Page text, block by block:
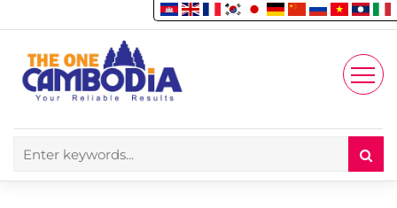
Account
Enjoy